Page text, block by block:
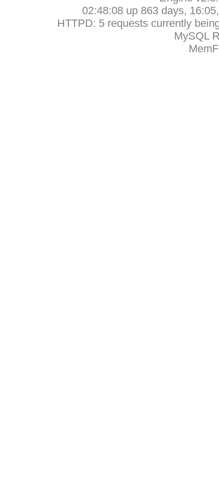
02:48:08 up 863 days,
HTTPD: 5 requests currently
MySQL